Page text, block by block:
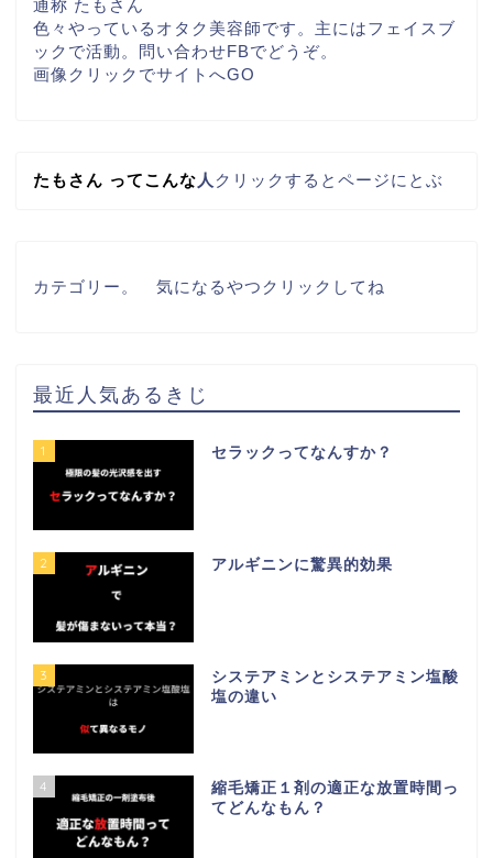
通称 たもさん
色々やっているオタク美容師です。主にはフェイスブ
ックで活動。問い合わせFBでどうぞ。
画像クリックでサイトへGO
たもさん ってこんな人 クリックするとページにとぶ
カテゴリー。　気になるやつクリックしてね
最近人気あるきじ
1 セラックってなんすか？
2 アルギニンに驚異的効果
3
システアミンとシステアミン塩酸
塩の違い
4
縮毛矯正１剤の適正な放置時間っ
てどんなもん？